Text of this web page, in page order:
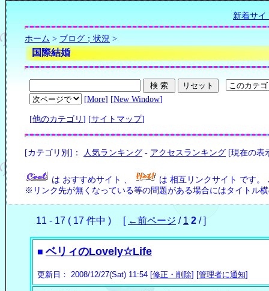
新着サイ
ホーム > ブログ；状況 >
国際結婚
[More] [New Window]
[他のカテゴリ ] [サイトマップ]
[カテゴリ別]： 人気ランキング - アクセスランキング [現在の表
は おすすめサイト 、 は 相互リンクサイト です。
※リンク先が無くなっている等の問題がある場合にはタイトル
11 - 17 ( 17 件中 ) [ ←前ページ / 1 2 / ]
■ ベリィのLovely☆Life
更新日： 2008/12/27(Sat) 11:54 [修正・削除] [管理者に通知]